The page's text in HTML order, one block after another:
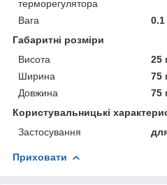
терморегулятора
Вага
0.1
Габаритні розміри
Висота
25
Ширина
75
Довжина
75
Користувальницькі
Застосування
Приховати